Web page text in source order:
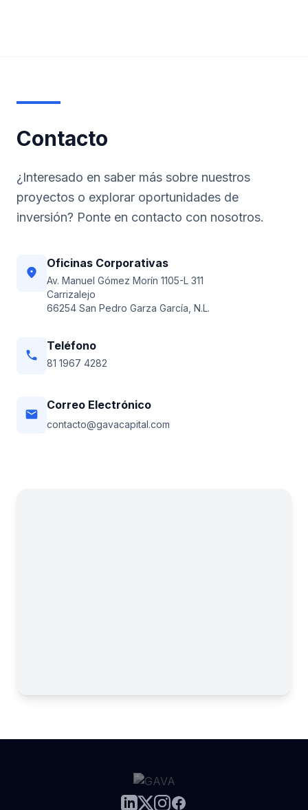
Contacto
¿Interesado en saber más sobre nuestros
proyectos o explorar oportunidades de
inversión? Ponte en contacto con nosotros.
location_on
Oficinas Corporativas
Av. Manuel Gómez Morín 1105-L 311
Carrizalejo
66254 San Pedro Garza García, N.L.
phone
Teléfono
81 1967 4282
email
Correo Electrónico
contacto@gavacapital.com